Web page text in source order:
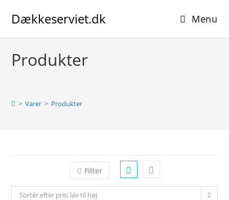
Dækkeserviet.dk Menu
Produkter
> Varer > Produkter
Filter
Sortér efter pris: lav til høj